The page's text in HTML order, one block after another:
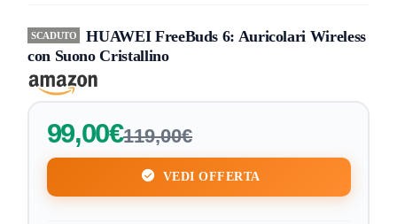
SCADUTO
HUAWEI FreeBuds 6: Auricolari Wireless
con Suono Cristallino
99,00€119,00€
VEDI OFFERTA